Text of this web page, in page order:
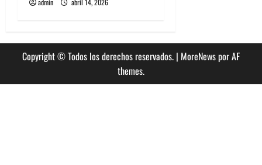
admin abril 14, 2026
Copyright © Todos los derechos reservados. | MoreNewspor AF
themes.